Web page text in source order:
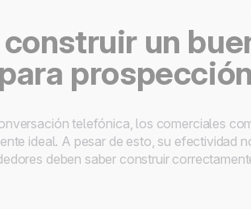
un
telefónica, los comerciales
ideal. A pesar de esto, su efectividad
deben saber construir